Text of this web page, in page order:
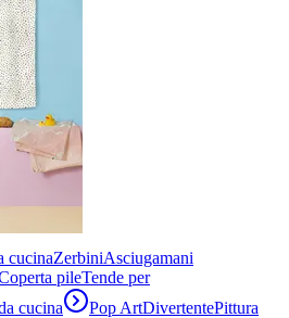
cucinaZerbiniAsciugamani
pileTende per
cucina Pop ArtDivertentePittura